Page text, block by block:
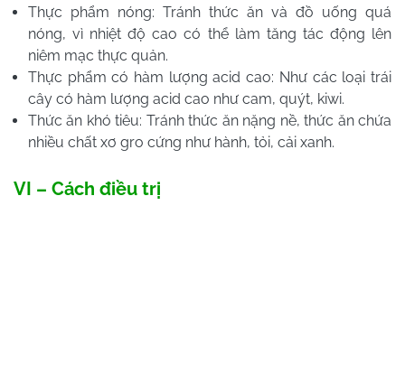
Thực phẩm nóng: Tránh thức ăn và đồ uống quá
nóng, vì nhiệt độ cao có thể làm tăng tác động lên
niêm mạc thực quản.
Thực phẩm có hàm lượng acid cao: Như các loại trái
cây có hàm lượng acid cao như cam, quýt, kiwi.
Thức ăn khó tiêu: Tránh thức ăn nặng nề, thức ăn chứa
nhiều chất xơ gro cứng như hành, tỏi, cải xanh.
VI – Cách điều trị